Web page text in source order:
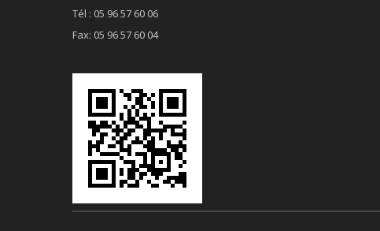
Tél : 05 96 57 60 06
Fax: 05 96 57 60 04